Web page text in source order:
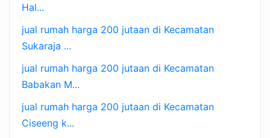
Hal...
jual rumah harga 200 jutaan di Kecamatan
Sukaraja ...
jual rumah harga 200 jutaan di Kecamatan
Babakan M...
jual rumah harga 200 jutaan di Kecamatan
Ciseeng k...